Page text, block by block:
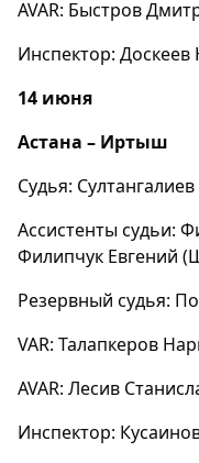
AVAR: Быстров
Инспектор:
14 июня
Астана – Иртыш
Судья:
Ассистенты судьи:
Филипчук Евгений
Резервный судья:
VAR: Талапкеров
AVAR: Лесив
Инспектор: